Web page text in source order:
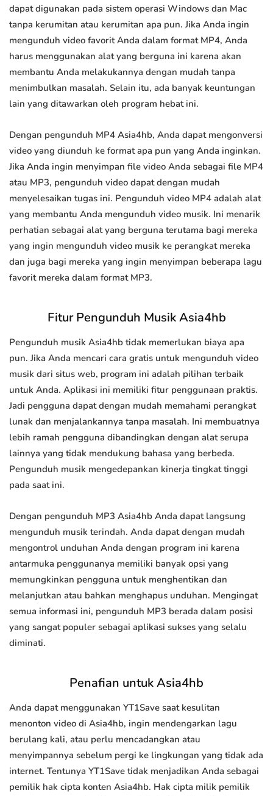
dapat digunakan pada sistem operasi Windows dan Mac
tanpa kerumitan atau kerumitan apa pun. Jika Anda ingin
mengunduh video favorit Anda dalam format MP4, Anda
harus menggunakan alat yang berguna ini karena akan
membantu Anda melakukannya dengan mudah tanpa
menimbulkan masalah. Selain itu, ada banyak keuntungan
lain yang ditawarkan oleh program hebat ini.
Dengan pengunduh MP4 Asia4hb, Anda dapat mengonversi
video yang diunduh ke format apa pun yang Anda inginkan.
Jika Anda ingin menyimpan file video Anda sebagai file MP4
atau MP3, pengunduh video dapat dengan mudah
menyelesaikan tugas ini. Pengunduh video MP4 adalah alat
yang membantu Anda mengunduh video musik. Ini menarik
perhatian sebagai alat yang berguna terutama bagi mereka
yang ingin mengunduh video musik ke perangkat mereka
dan juga bagi mereka yang ingin menyimpan beberapa lagu
favorit mereka dalam format MP3.
Fitur Pengunduh Musik Asia4hb
Pengunduh musik Asia4hb tidak memerlukan biaya apa
pun. Jika Anda mencari cara gratis untuk mengunduh video
musik dari situs web, program ini adalah pilihan terbaik
untuk Anda. Aplikasi ini memiliki fitur penggunaan praktis.
Jadi pengguna dapat dengan mudah memahami perangkat
lunak dan menjalankannya tanpa masalah. Ini membuatnya
lebih ramah pengguna dibandingkan dengan alat serupa
lainnya yang tidak mendukung bahasa yang berbeda.
Pengunduh musik mengedepankan kinerja tingkat tinggi
pada saat ini.
Dengan pengunduh MP3 Asia4hb Anda dapat langsung
mengunduh musik terindah. Anda dapat dengan mudah
mengontrol unduhan Anda dengan program ini karena
antarmuka penggunanya memiliki banyak opsi yang
memungkinkan pengguna untuk menghentikan dan
melanjutkan atau bahkan menghapus unduhan. Mengingat
semua informasi ini, pengunduh MP3 berada dalam posisi
yang sangat populer sebagai aplikasi sukses yang selalu
diminati.
Penafian untuk Asia4hb
Anda dapat menggunakan YT1Save saat kesulitan
menonton video di Asia4hb, ingin mendengarkan lagu
berulang kali, atau perlu mencadangkan atau
menyimpannya sebelum pergi ke lingkungan yang tidak ada
internet. Tentunya YT1Save tidak menjadikan Anda sebagai
pemilik hak cipta konten Asia4hb. Hak cipta milik pemilik